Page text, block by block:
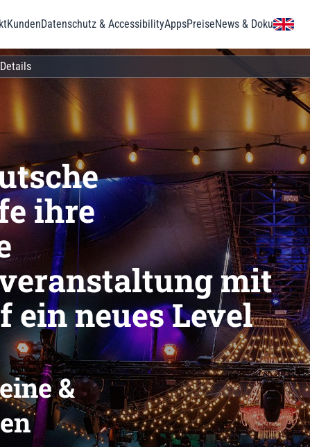
KundenDatenschutz & AccessibilityAppsPreiseNews & Doku
Details
ihre
mit
ein neues Level
&